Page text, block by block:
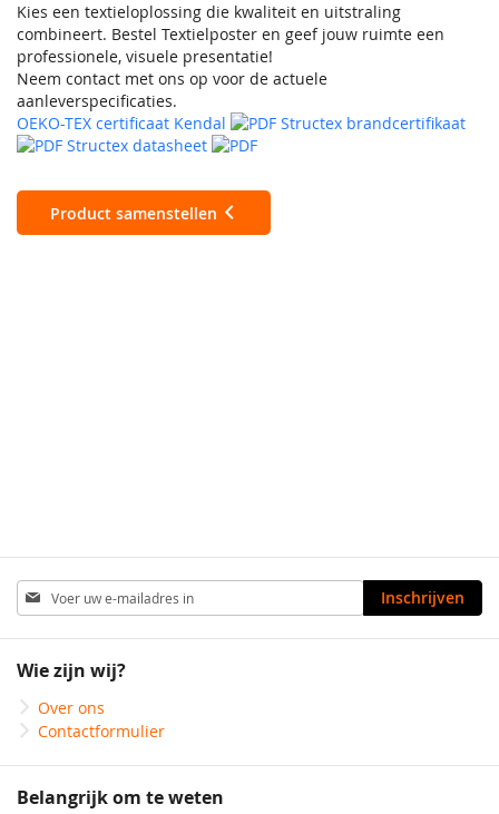
Kies een textieloplossing die kwaliteit en uitstraling
combineert. Bestel Textielposter en geef jouw ruimte een
professionele, visuele presentatie!
Neem contact met ons op voor de actuele
aanleverspecificaties.
OEKO-TEX certificaat Kendal
Structex brandcertifikaat
Structex datasheet
Product samenstellen
Abonneer
u
op
nieuwsbrief
Inschrijven
Wie zijn wij?
Over ons
Contactformulier
Belangrijk om te weten